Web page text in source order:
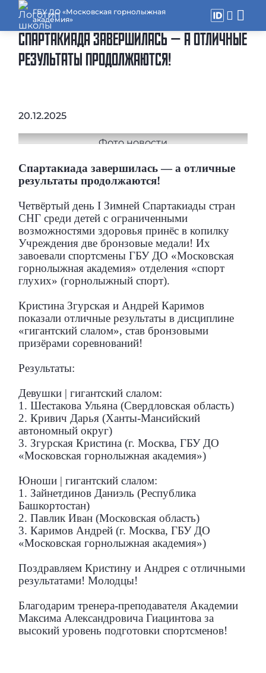
ГБУ ДО «Московская горнолыжная
академия»
СПАРТАКИАДА ЗАВЕРШИЛАСЬ — А ОТЛИЧНЫЕ
РЕЗУЛЬТАТЫ ПРОДОЛЖАЮТСЯ!
20.12.2025
Спартакиада завершилась — а отличные
результаты продолжаются!
Четвёртый день I Зимней Спартакиады стран
СНГ среди детей с ограниченными
возможностями здоровья принёс в копилку
Учреждения две бронзовые медали! Их
завоевали спортсмены ГБУ ДО «Московская
горнолыжная академия» отделения «спорт
глухих» (горнолыжный спорт).
Кристина Згурская и Андрей Каримов
показали отличные результаты в дисциплине
«гигантский слалом», став бронзовыми
призёрами соревнований!
Результаты:
Девушки | гигантский слалом:
1. Шестакова Ульяна (Свердловская область)
2. Кривич Дарья (Ханты-Мансийский
автономный округ)
3. Згурская Кристина (г. Москва, ГБУ ДО
«Московская горнолыжная академия»)
Юноши | гигантский слалом:
1. Зайнетдинов Даниэль (Республика
Башкортостан)
2. Павлик Иван (Московская область)
3. Каримов Андрей (г. Москва, ГБУ ДО
«Московская горнолыжная академия»)
Поздравляем Кристину и Андрея с отличными
результатами! Молодцы!
Благодарим тренера-преподавателя Академии
Максима Александровича Гиацинтова за
высокий уровень подготовки спортсменов!